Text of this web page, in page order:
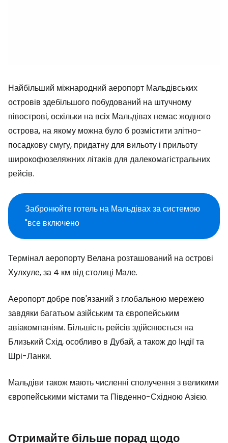
Найбільший міжнародний аеропорт Мальдівських
островів здебільшого побудований на штучному
півострові, оскільки на всіх Мальдівах немає жодного
острова, на якому можна було б розмістити злітно-
посадкову смугу, придатну для вильоту і прильоту
широкофюзеляжних літаків для далекомагістральних
рейсів.
Забронюйте готель на Мальдівах за системою
"все включено
Термінал аеропорту Велана розташований на острові
Хулхуле, за 4 км від столиці Мале.
Аеропорт добре пов'язаний з глобальною мережею
завдяки багатьом азійським та європейським
авіакомпаніям. Більшість рейсів здійснюється на
Близький Схід, особливо в Дубай, а також до Індії та
Шрі-Ланки.
Мальдіви також мають численні сполучення з великими
європейськими містами та Південно-Східною Азією.
Отримайте більше порад щодо